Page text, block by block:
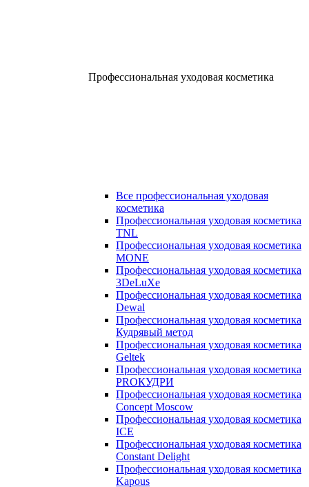
Профессиональная уходовая косметика
Все профессиональная уходовая
косметика
Профессиональная уходовая косметика
TNL
Профессиональная уходовая косметика
MONE
Профессиональная уходовая косметика
3DeLuXe
Профессиональная уходовая косметика
Dewal
Профессиональная уходовая косметика
Кудрявый метод
Профессиональная уходовая косметика
Geltek
Профессиональная уходовая косметика
PROКУДРИ
Профессиональная уходовая косметика
Concept Moscow
Профессиональная уходовая косметика
ICE
Профессиональная уходовая косметика
Constant Delight
Профессиональная уходовая косметика
Kapous